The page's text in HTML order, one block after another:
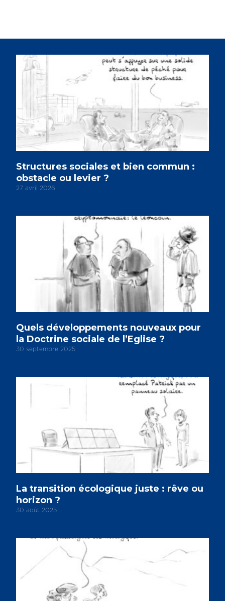
Structures sociales et bien commun :
obstacle ou levier ?
27 avril 2026
Quels développements nouveaux pour
la Doctrine sociale de l’Eglise ?
30 septembre 2025
La transition écologique juste : rêve ou
horizon ?
30 août 2025